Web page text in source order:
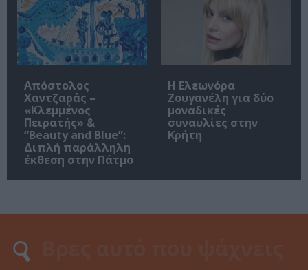
Απόστολος
Χαντζαράς –
«Κλεμμένος
Πειρατής» &
“Beauty and Blue”:
Διπλή παράλληλη
έκθεση στην Πάτμο
Η Ελεωνόρα
Ζουγανέλη για δύο
μοναδικές
συναυλίες στην
Κρήτη